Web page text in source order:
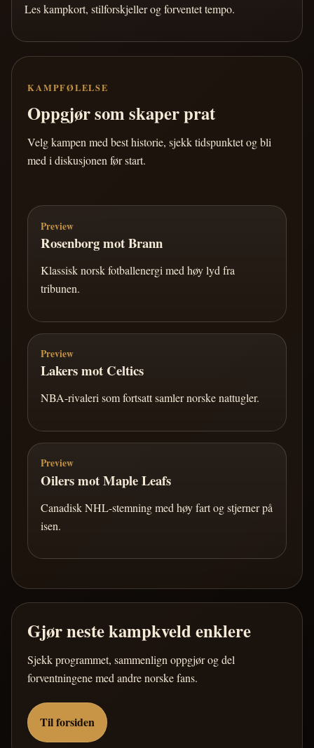
Les kampkort, stilforskjeller og forventet tempo.
KAMPFØLELSE
Oppgjør som skaper prat
Velg kampen med best historie, sjekk tidspunktet og bli
med i diskusjonen før start.
Preview
Rosenborg mot Brann
Klassisk norsk fotballenergi med høy lyd fra
tribunen.
Preview
Lakers mot Celtics
NBA-rivaleri som fortsatt samler norske nattugler.
Preview
Oilers mot Maple Leafs
Canadisk NHL-stemning med høy fart og stjerner på
isen.
Gjør neste kampkveld enklere
Sjekk programmet, sammenlign oppgjør og del
forventningene med andre norske fans.
Til forsiden